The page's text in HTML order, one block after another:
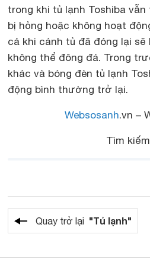
trong khi tủ lạnh Toshiba
bị hỏng hoặc không hoạt
cả khi cánh tủ đã đóng lại
không thể đông đá. Trong
khác và bóng đèn tủ lạnh
động bình thường trở lại.
Websosanh.vn –
Tìm
Quay trở lại "Tủ lạnh"